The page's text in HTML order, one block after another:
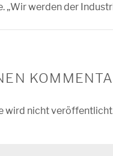
„Wir werden der
wird nicht